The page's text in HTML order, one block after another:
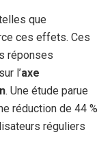
que
ces effets. Ces
réponses
l’axe
. Une étude parue
réduction de 44 %
réguliers